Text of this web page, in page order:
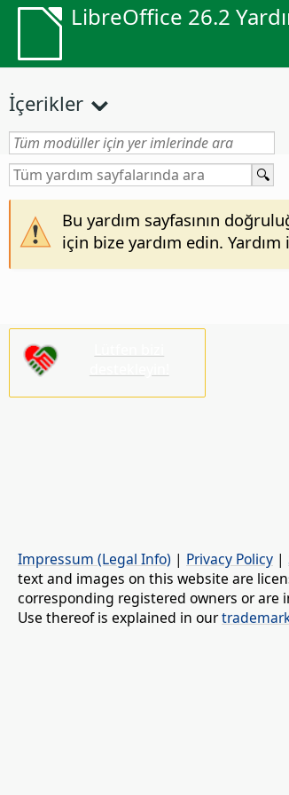
LibreOffice 26.2
İçerikler
Bu yardım sayfasının
için bize yardım edin.
Impressum (Legal Info) | Privacy Policy |
text and images on this website are
corresponding registered owners or are
Use thereof is explained in our